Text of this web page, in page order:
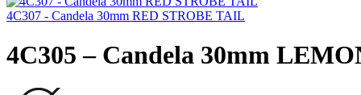
4C307 - Candela 30mm RED STROBE TAIL
4C305 – Candela 30mm